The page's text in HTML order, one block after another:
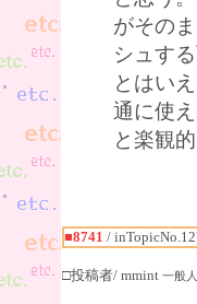
がその
シュす
とはい
通に使
と楽観
■8741 /
□投稿者/ mmint 一般